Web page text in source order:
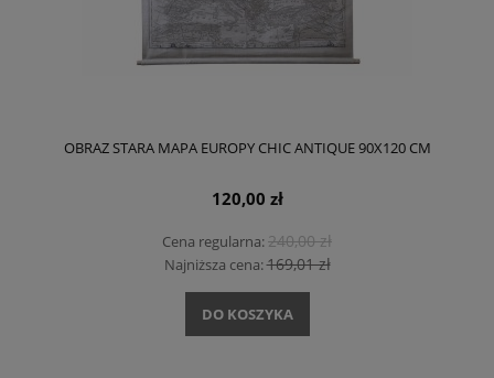
OBRAZ STARA MAPA EUROPY CHIC ANTIQUE 90X120 CM
120,00 zł
Cena regularna:240,00 zł
Najniższa cena:169,01 zł
DO KOSZYKA